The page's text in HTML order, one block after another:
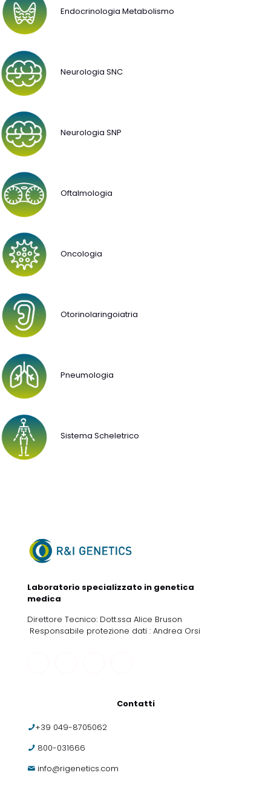
Endocrinologia Metabolismo
Neurologia SNC
Neurologia SNP
Oftalmologia
Oncologia
Otorinolaringoiatria
Pneumologia
Sistema Scheletrico
Laboratorio specializzato in genetica
medica
Direttore Tecnico: Dott.ssa Alice Bruson
Responsabile protezione dati : Andrea Orsi
Contatti
+39 049-8705062
800-031666
info@rigenetics.com